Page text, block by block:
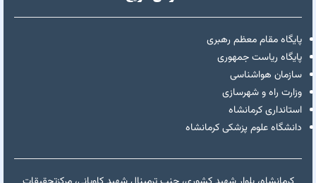
پایگاه مقام معظم رهبری
پایگاه ریاست جمهوری
سازمان هواشناسی
وزارت راه و شهرسازی
استانداری کرمانشاه
دانشگاه علوم پزشکی کرمانشاه